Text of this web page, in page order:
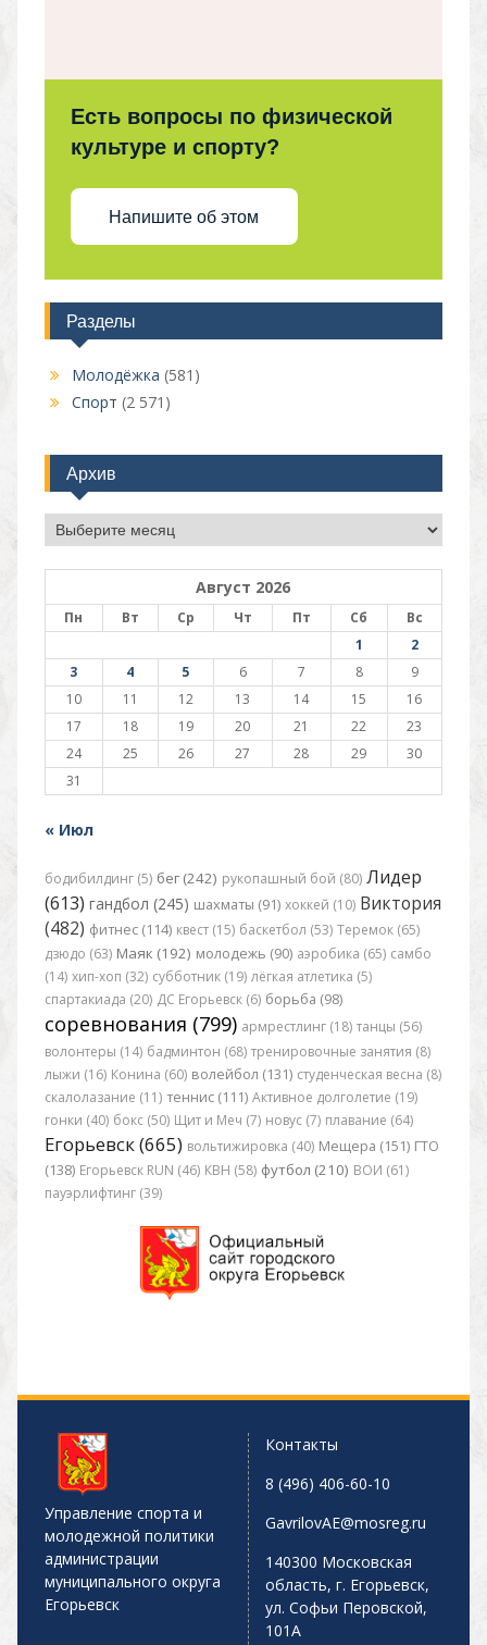
Есть вопросы по физической
культуре и спорту?
Напишите об этом
Разделы
Молодёжка (581)
Спорт (2 571)
Архив
Архив
Август 2026
Пн Вт Ср Чт Пт Сб
Вс
1
2
3
4 5 6 7 8
9
10
11 12 13 14 15
16
17
18 19 20 21 22
23
24
25 26 27 28 29
30
31
« Июл
бодибилдинг (5) бег (242) рукопашный бой (80) Лидер
(613) гандбол (245) шахматы (91) хоккей (10) Виктория
(482) фитнес (114) квест (15) баскетбол (53) Теремок (65)
дзюдо (63) Маяк (192) молодежь (90) аэробика (65) самбо
(14) хип-хоп (32) субботник (19) лёгкая атлетика (5)
спартакиада (20) ДС Егорьевск (6) борьба (98)
соревнования (799) армрестлинг (18) танцы (56)
волонтеры (14) бадминтон (68) тренировочные занятия (8)
лыжи (16) Конина (60) волейбол (131) студенческая весна (8)
скалолазание (11) теннис (111) Активное долголетие (19)
гонки (40) бокс (50) Щит и Меч (7) новус (7) плавание (64)
Егорьевск (665) вольтижировка (40) Мещера (151) ГТО
(138) Егорьевск RUN (46) КВН (58) футбол (210) ВОИ (61)
пауэрлифтинг (39)
Управление спорта и
молодежной политики
администрации
муниципального округа
Егорьевск
Контакты
8 (496) 406-60-10
GavrilovAE@mosreg.ru
140300 Московская
область, г. Егорьевск,
ул. Софьи Перовской,
101А